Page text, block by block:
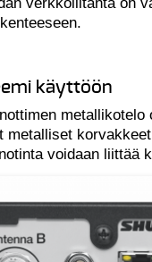
käyttöön
metalliset
voidaan liittää